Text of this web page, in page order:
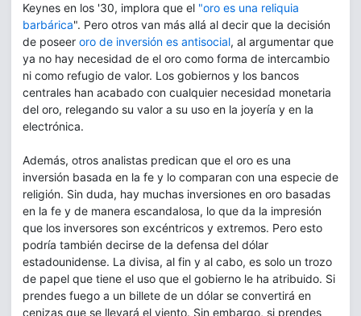
Keynes en los '30, implora que el "oro es una reliquia
barbárica". Pero otros van más allá al decir que la decisión
de poseer oro de inversión es antisocial, al argumentar que
ya no hay necesidad de el oro como forma de intercambio
ni como refugio de valor. Los gobiernos y los bancos
centrales han acabado con cualquier necesidad monetaria
del oro, relegando su valor a su uso en la joyería y en la
electrónica.
Además, otros analistas predican que el oro es una
inversión basada en la fe y lo comparan con una especie de
religión. Sin duda, hay muchas inversiones en oro basadas
en la fe y de manera escandalosa, lo que da la impresión
que los inversores son excéntricos y extremos. Pero esto
podría también decirse de la defensa del dólar
estadounidense. La divisa, al fin y al cabo, es solo un trozo
de papel que tiene el uso que el gobierno le ha atribuido. Si
prendes fuego a un billete de un dólar se convertirá en
cenizas que se llevará el viento. Sin embargo, si prendes